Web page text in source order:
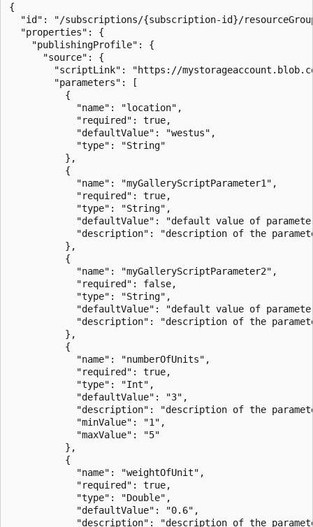
{
"id": "/subscriptions/{subscription-id}/
  "properties": {
    "publishingProfile": {
      "source": {
"scriptLink": "https://
        "parameters": [
          {
            "name": "location",
            "required": true,
            "defaultValue": "westus",
            "type": "String"
          },
          {
            "name": "myGalleryScriptParameter1",
            "required": true,
            "type": "String",
"defaultValue": "default value of
"description": "description of the
          },
          {
            "name": "myGalleryScriptParameter2",
            "required": false,
            "type": "String",
"defaultValue": "default value of
"description": "description of the
          },
          {
            "name": "numberOfUnits",
            "required": true,
            "type": "Int",
            "defaultValue": "3",
"description": "description of the
            "minValue": "1",
            "maxValue": "5"
          },
          {
            "name": "weightOfUnit",
            "required": true,
            "type": "Double",
            "defaultValue": "0.6",
"description": "description of the